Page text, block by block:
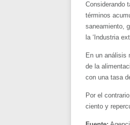
Considerando
términos
saneamiento,
la ‘Industria
En un análisis
de la
con una tasa
Por el
ciento y